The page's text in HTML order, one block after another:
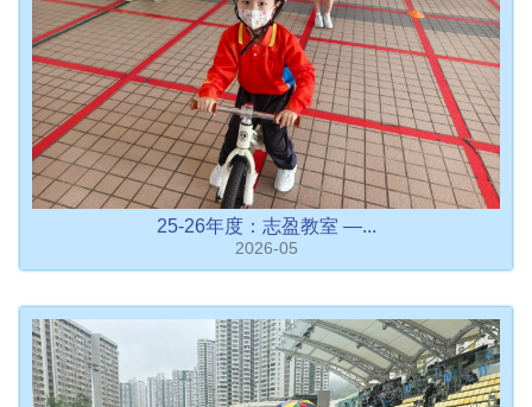
25-26年度：志盈教室 —...
2026-05